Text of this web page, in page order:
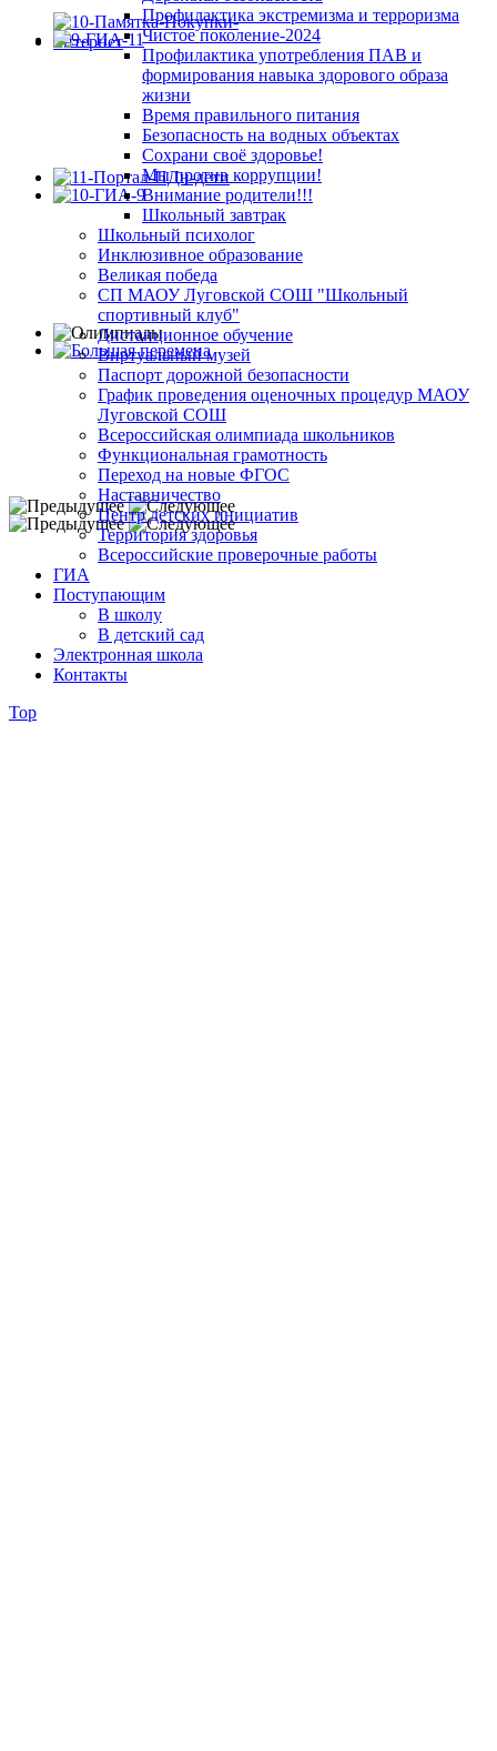
Профилактика экстремизма и терроризма
Чистое поколение-2024
Профилактика употребления ПАВ и
формирования навыка здорового образа
жизни
Время правильного питания
Безопасность на водных объектах
Сохрани своё здоровье!
Мы против коррупции!
Внимание родители!!!
Школьный завтрак
Школьный психолог
Инклюзивное образование
Великая победа
СП МАОУ Луговской СОШ "Школьный
спортивный клуб"
Дистанционное обучение
Виртуальный музей
Паспорт дорожной безопасности
График проведения оценочных процедур МАОУ
Луговской СОШ
Всероссийская олимпиада школьников
Функциональная грамотность
Переход на новые ФГОС
Наставничество
Центр детских инициатив
Территория здоровья
Всероссийские проверочные работы
ГИА
Поступающим
В школу
В детский сад
Электронная школа
Контакты
Top